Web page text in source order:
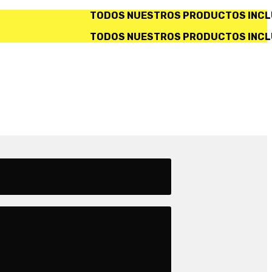
NUESTROS PRODUCTOS INCLUYEN IVA. ✅
NUESTROS PRODUCTOS INCLUYEN IVA. ✅